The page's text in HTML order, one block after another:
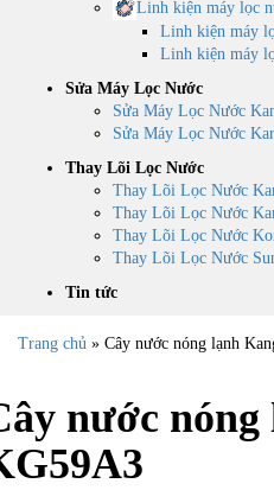
Linh kiện máy lọc
Linh kiện máy
Linh kiện máy
Sửa Máy Lọc Nước
Sửa Máy Lọc Nước
Sửa Máy Lọc Nước
Thay Lõi Lọc Nước
Thay Lõi Lọc Nước
Thay Lõi Lọc Nước
Thay Lõi Lọc Nước
Thay Lõi Lọc Nước
Tin tức
Trang chủ » Cây nước nóng lạnh
nước